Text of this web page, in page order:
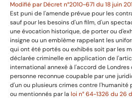
Modifié par Décret n°2010-671 du 18 juin
Est puni de l'amende prévue pour les
sauf pour les besoins d'un film, d'un
une évocation historique, de porter ou
insigne ou un emblème rappelant les
qui ont été portés ou exhibés soit par les
déclarée criminelle en application de
international annexé à l'accord de Londres
personne reconnue coupable par une
d'un ou plusieurs crimes contre l'humanité
ou mentionnés par la loi n° 64-1326 du 26
Informations utiles
Avertissement
Mentions légales
Politique de confidentialité